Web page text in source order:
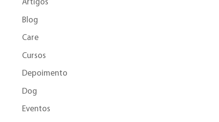
Artigos
Blog
Care
Cursos
Depoimento
Dog
Eventos